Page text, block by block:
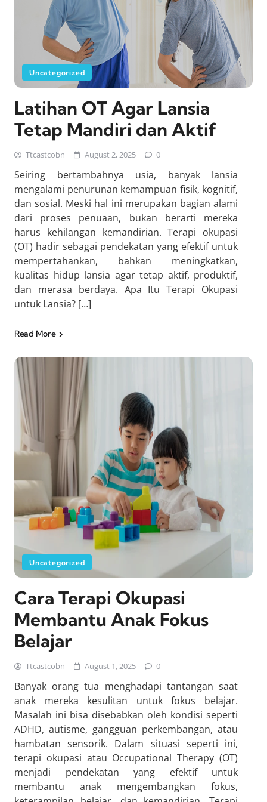
Uncategorized
Latihan OT Agar Lansia
Tetap Mandiri dan Aktif
Ttcastcobn August 2, 2025 0
Seiring bertambahnya usia, banyak lansia
mengalami penurunan kemampuan fisik, kognitif,
dan sosial. Meski hal ini merupakan bagian alami
dari proses penuaan, bukan berarti mereka
harus kehilangan kemandirian. Terapi okupasi
(OT) hadir sebagai pendekatan yang efektif untuk
mempertahankan, bahkan meningkatkan,
kualitas hidup lansia agar tetap aktif, produktif,
dan merasa berdaya. Apa Itu Terapi Okupasi
untuk Lansia? […]
Read More
Uncategorized
Cara Terapi Okupasi
Membantu Anak Fokus
Belajar
Ttcastcobn August 1, 2025 0
Banyak orang tua menghadapi tantangan saat
anak mereka kesulitan untuk fokus belajar.
Masalah ini bisa disebabkan oleh kondisi seperti
ADHD, autisme, gangguan perkembangan, atau
hambatan sensorik. Dalam situasi seperti ini,
terapi okupasi atau Occupational Therapy (OT)
menjadi pendekatan yang efektif untuk
membantu anak mengembangkan fokus,